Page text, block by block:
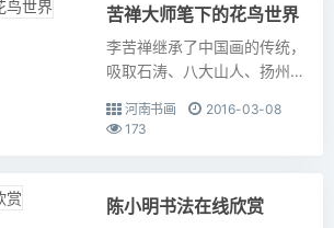
苦禅大师笔下的花鸟世界
李苦禅继承了中国画的传统，
吸取石涛、八大山人、扬州画
法，在花鸟大写意绘画方面有
河南书画
2016-03-08
173
陈小明书法在线欣赏